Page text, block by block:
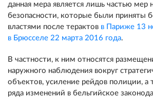
данная мера является лишь частью мер
безопасности, которые были приняты
властями после терактов в Париже 13
в Брюсселе 22 марта 2016 года.
В частности, к ним относятся
наружного наблюдения вокруг
объектов, усиление рейдов полиции, a
ряда изменений в бельгийское